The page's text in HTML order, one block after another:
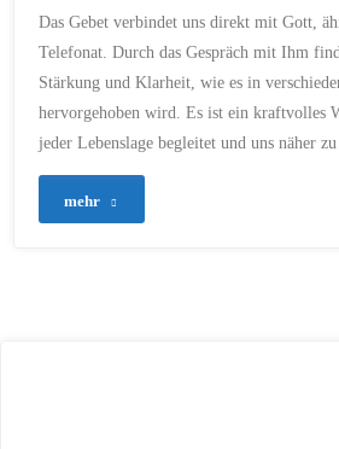
Das Gebet verbindet uns direkt mit Gott,
Telefonat. Durch das Gespräch mit Ihm
Stärkung und Klarheit, wie es in
hervorgehoben wird. Es ist ein kraftvolles
jeder Lebenslage begleitet und uns näher
mehr